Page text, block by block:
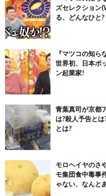
ズセレクショ
る、どんなひと?
『マツコの知ら
世界初、日本ポ
ン起業家!
青葉真司が京都
は?殺人予告と
とは?
モロヘイヤのさ
モ集団食中毒事
ゃない、なんと